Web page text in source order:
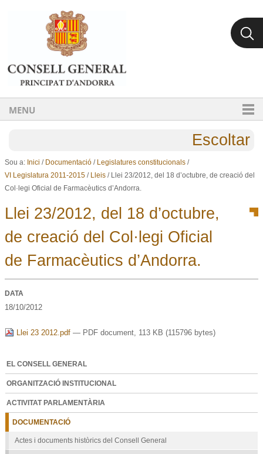
Ves al contingut.
Salta a la navegació
MENU
Escoltar
Sou a: Inici / Documentació / Legislatures constitucionals /
VI Legislatura 2011-2015 / Lleis / Llei 23/2012, del 18 d’octubre, de creació del
Col·legi Oficial de Farmacèutics d’Andorra.
Llei 23/2012, del 18 d’octubre,
de creació del Col·legi Oficial
de Farmacèutics d’Andorra.
DATA
18/10/2012
Llei 23 2012.pdf— PDF document, 113 KB (115796 bytes)
EL CONSELL GENERAL
ORGANITZACIÓ INSTITUCIONAL
ACTIVITAT PARLAMENTÀRIA
DOCUMENTACIÓ
Actes i documents històrics del Consell General